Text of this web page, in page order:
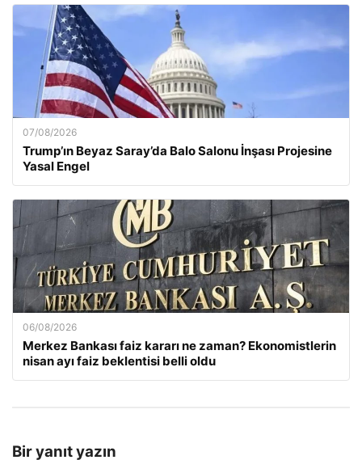
07/08/2026
Trump’ın Beyaz Saray’da Balo Salonu İnşası Projesine
Yasal Engel
06/08/2026
Merkez Bankası faiz kararı ne zaman? Ekonomistlerin
nisan ayı faiz beklentisi belli oldu
Bir yanıt yazın